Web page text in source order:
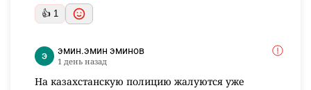
👍 1
эмин.эмин эминов
1 день назад
На казахстанскую полицию жалуются уже